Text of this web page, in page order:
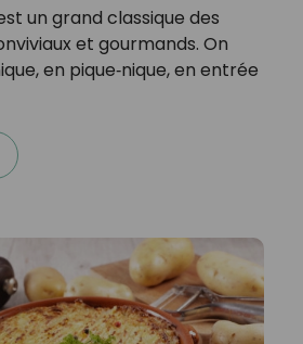
un grand classique des
et gourmands. On
en pique‑nique, en entrée